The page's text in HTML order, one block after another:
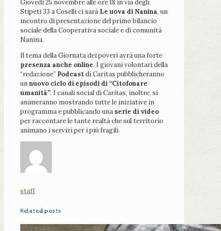
Giovedì 25 novembre alle ore 18 in via degli
Stipeti 33 a Coselli ci sarà Le uova di Nanina, un
incontro di presentazione del primo bilancio
sociale della Cooperativa sociale e di comunità
Nanina.
Il tema della Giornata dei poveri avrà una forte
presenza anche online. I giovani volontari della
“redazione” Podcastdi Caritas pubblicheranno
unnuovo ciclo di episodi di “Citofonare
umanità”. I canali social di Caritas, inoltre, si
animeranno mostrando tutte le iniziative in
programma e pubblicando una serie di video
per raccontare le tante realtà che sul territorio
animano i servizi per i più fragili.
staff
Related posts